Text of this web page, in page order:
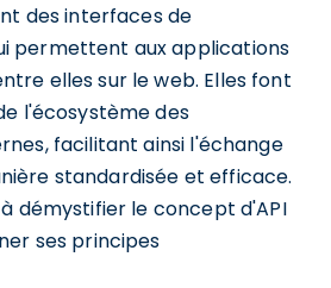
des interfaces de
permettent aux applications
elles sur le web. Elles font
l'écosystème des
facilitant ainsi l'échange
standardisée et efficace.
démystifier le concept d'API
ses principes